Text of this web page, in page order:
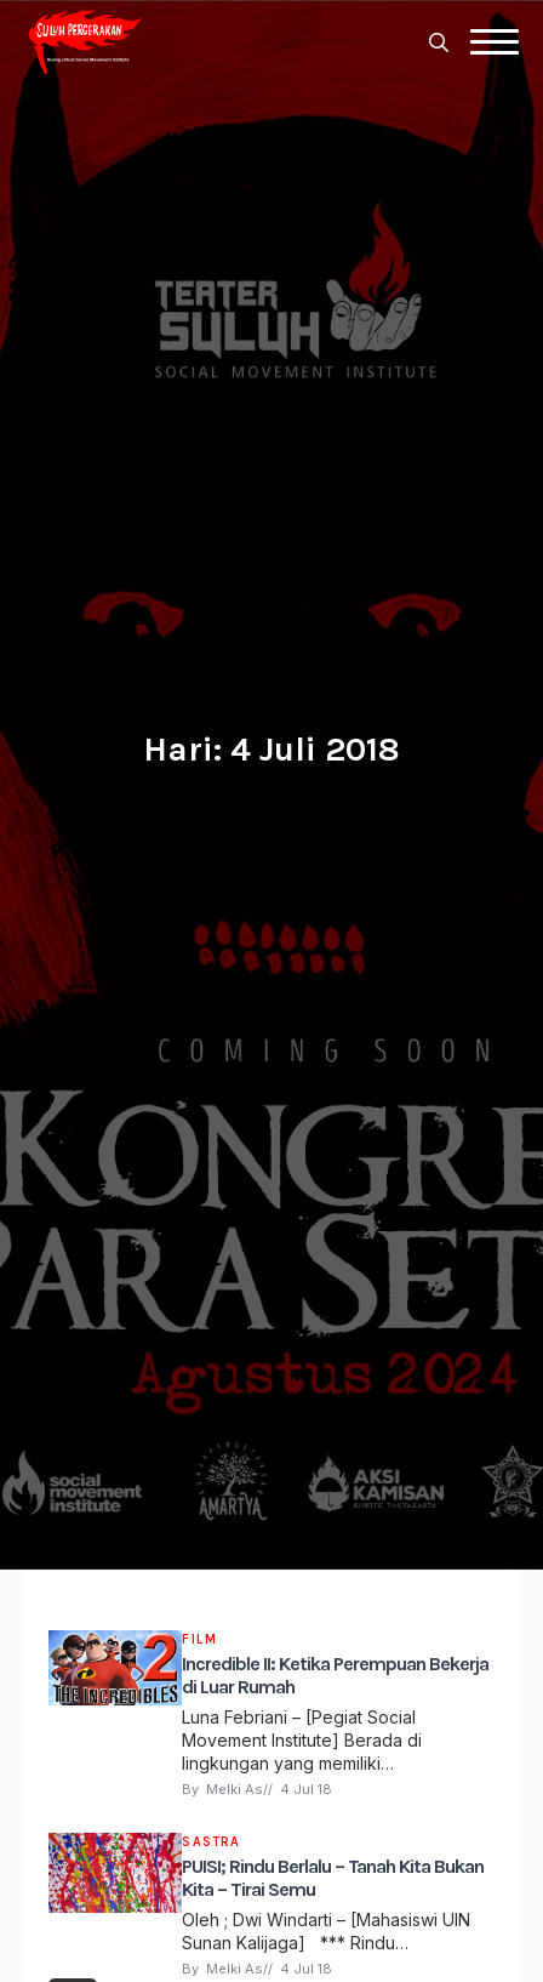
for:
Hari: 4 Juli 2018
FILM
Incredible II: Ketika Perempuan Bekerja
di Luar Rumah
Luna Febriani – [Pegiat Social
Movement Institute] Berada di
lingkungan yang memiliki…
By Melki As// 4 Jul 18
SASTRA
PUISI; Rindu Berlalu – Tanah Kita Bukan
Kita – Tirai Semu
Oleh ; Dwi Windarti – [Mahasiswi UIN
Sunan Kalijaga] *** Rindu…
By Melki As// 4 Jul 18